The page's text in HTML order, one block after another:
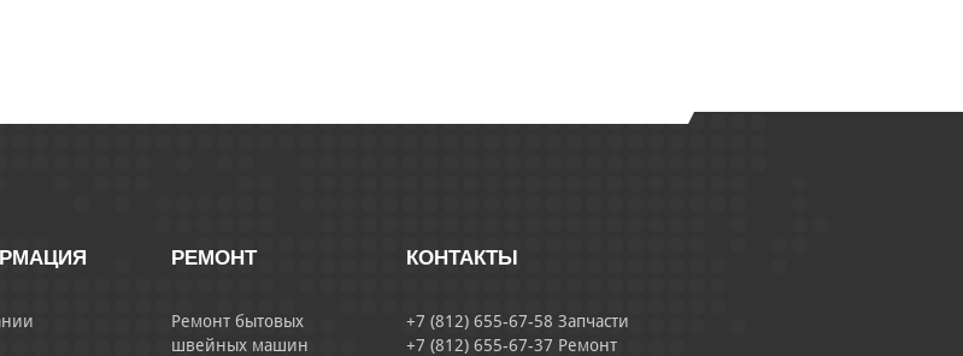
РЕМОНТ
Ремонт бытовых
швейных машин
КОНТАКТЫ
+7 (812) 655-67-58 Запчасти
+7 (812) 655-67-37 Ремонт